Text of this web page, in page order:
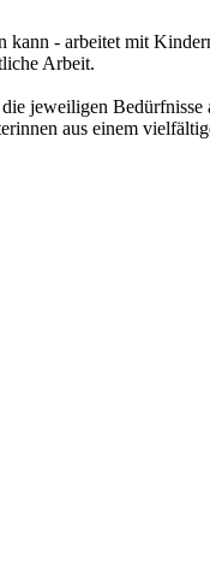
kann - arbeitet mit
Arbeit.
jeweiligen Bedürfnisse
aus einem